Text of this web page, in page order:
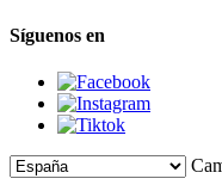
Síguenos en